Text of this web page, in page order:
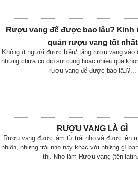
Rượu vang để được bao lâu? Kinh
quản rượu vang tốt nhất
Không ít người được biếu/ tặng rượu vang vào
nhưng chưa có dịp sử dụng hoặc nhiều quá
rượu vang để được bao lâu?...
RƯỢU VANG LÀ GÌ
Rượu vang được làm từ trái nho và được lên
nhiên, nhưng trái nho này khác với những gì
thị. Nho làm Rượu vang (tên